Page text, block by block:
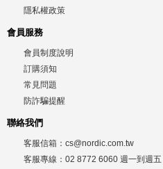
隱私權政策
會員服務
會員制度說明
訂購須知
常見問題
防詐騙提醒
聯絡我們
客服信箱： cs@nordic.com.tw
客服專線： 02 8772 6060 週一到週五